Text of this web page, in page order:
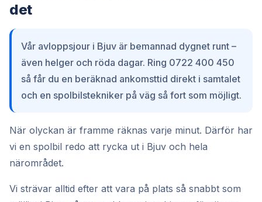
det
Vår avloppsjour i Bjuv är bemannad dygnet runt –
även helger och röda dagar. Ring 0722 400 450
så får du en beräknad ankomsttid direkt i samtalet
och en spolbilstekniker på väg så fort som möjligt.
När olyckan är framme räknas varje minut. Därför har
vi en spolbil redo att rycka ut i Bjuv och hela
närområdet.
Vi strävar alltid efter att vara på plats så snabbt som